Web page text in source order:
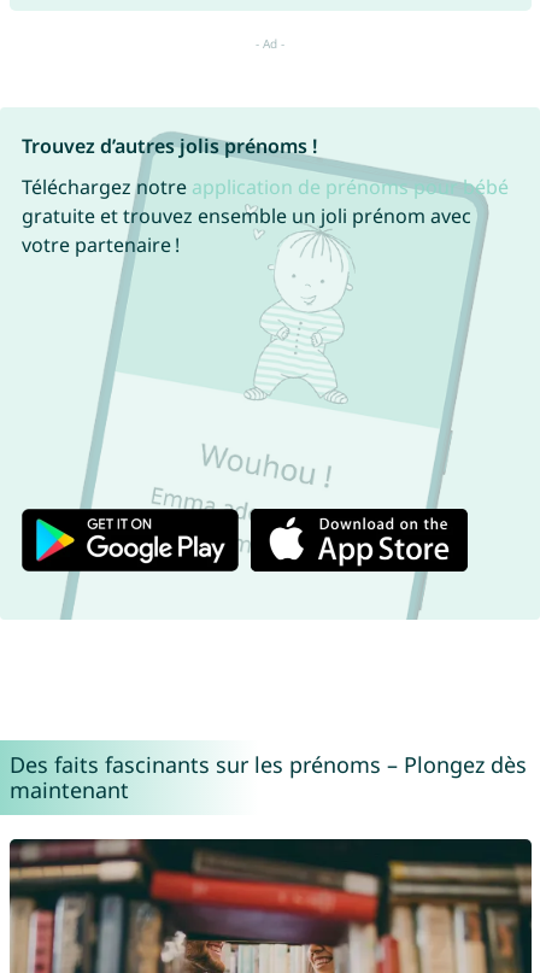
Trouvez d’autres jolis prénoms !
Téléchargez notre application de prénoms pour bébé
gratuite et trouvez ensemble un joli prénom avec
votre partenaire !
Des faits fascinants sur les prénoms – Plongez dès
maintenant